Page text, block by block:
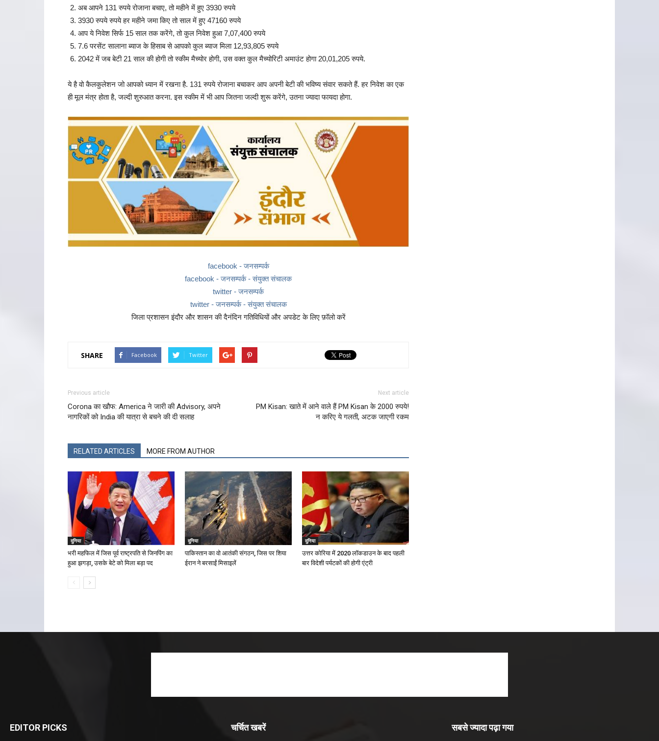
अब आपने 131 रुपये रोजाना बचाए, तो महीने में हुए 3930 रुपये
3930 रुपये रुपये हर महीने जमा किए तो साल में हुए 47160 रुपये
आप ये निवेश सिर्फ 15 साल तक करेंगे, तो कुल निवेश हुआ 7,07,400 रुपये
7.6 परसेंट सालाना ब्याज के हिसाब से आपको कुल ब्याज मिला 12,93,805 रुपये
2042 में जब बेटी 21 साल की होगी तो स्कीम मैच्योर होगी, उस वक्त कुल मैच्योरिटी अमाउंट होगा 20,01,205 रुपये.
ये है वो कैलकुलेशन जो आपको ध्यान में रखना है. 131 रुपये रोजाना बचाकर आप अपनी बेटी की भविष्य संवार सकते हैं. हर निवेश का एक
ही मूल मंत्र होता है, जल्दी शुरुआत करना. इस स्कीम में भी आप जितना जल्दी शुरू करेंगे, उतना ज्यादा फायदा होगा.
facebook - जनसम्पर्क
facebook - जनसम्पर्क - संयुक्त संचालक
twitter - जनसम्पर्क
twitter - जनसम्पर्क - संयुक्त संचालक
जिला प्रशासन इंदौर और शासन की दैनंदिन गतिविधियों और अपडेट के लिए फ़ॉलो करें
SHARE Facebook Twitter
Previous article
Corona का खौफ: America ने जारी की Advisory, अपने
नागरिकों को India की यात्रा से बचने की दी सलाह
Next article
PM Kisan: खाते में आने वाले हैं PM Kisan के 2000 रुपये!
न करिए ये गलती, अटक जाएगी रकम
RELATED ARTICLES MORE FROM AUTHOR
दुनिया
भरी महफिल में जिस पूर्व राष्‍ट्रपति से जिनपिंग का
हुआ झगड़ा, उसके बेटे को मिला बड़ा पद
दुनिया
पाकिस्तान का वो आतंकी संगठन, जिस पर शिया
ईरान ने बरसाईं मिसाइलें
दुनिया
उत्तर कोरिया में 2020 लॉकडाउन के बाद पहली
बार विदेशी पर्यटकों की होगी एंट्री
EDITOR PICKS चर्चित खबरें सबसे ज्यादा पढ़ा गया